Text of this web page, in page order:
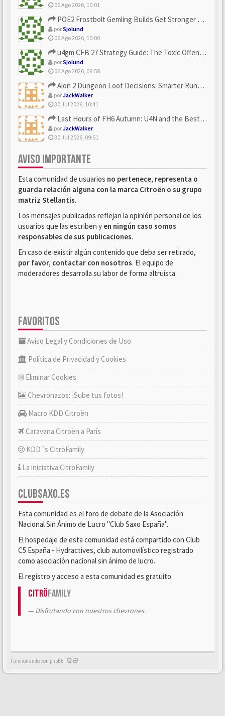
06 Ago 2026, 10:01
POE2 Frostbolt Gemling Builds Get Stronger With u4gm’s Ice C...
porSjolund
06 Ago 2026, 10:00
u4gm CFB 27 Strategy Guide: The Toxic Offensive Scheme Your ...
porSjolund
06 Ago 2026, 09:58
Aion 2 Dungeon Loot Decisions: Smarter Runs With U4N
porJackWalker
30 Jul 2026, 10:41
Last Hours of FH6 Autumn: U4N and the Best Rewards to Grab
porJackWalker
30 Jul 2026, 09:51
AVISO IMPORTANTE
Esta comunidad de usuarios no pertenece, representa o
guarda relación alguna con la marca Citroën o su grupo
matriz Stellantis.
Los mensajes publicados reflejan la opinión personal de los
usuarios que las escriben y en ningún caso somos
responsables de sus publicaciones.
En caso de existir algún contenido que deba ser retirado,
por favor, contactar con nosotros. El equipo de
moderadores desarrolla su labor de forma altruista.
FAVORITOS
Aviso Legal y Condiciones de Uso
Política de Privacidad y Cookies
Eliminar Cookies
Chevronazos: ¡Sube tus fotos!
Macro KDD Citroën
Caravana Citroën a París
KDD´s CitröFamily
La iniciativa CitröFamily
CLUBSAXO.ES
Esta comunidad es el foro de debate de la Asociación
Nacional Sin Ánimo de Lucro "Club Saxo España".
El hospedaje de esta comunidad está compartido con Club
C5 España - Hydractives, club automovilístico registrado
como asociación nacional sin ánimo de lucro.
El registro y acceso a esta comunidad es gratuito.
CitröFamily
Disfrutando con nuestros chevrones.
Funcionando con phpBB -